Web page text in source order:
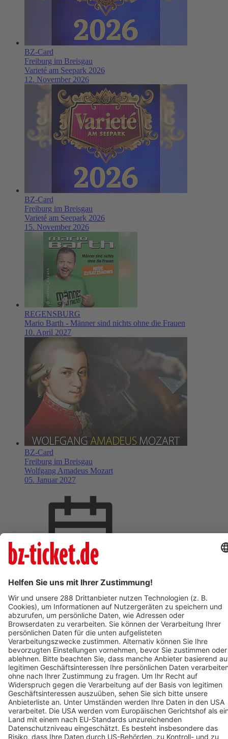
BZ-Card
Freiburg im Breisgau
Varieté am Seepark 2026
12. November 2026
BZ-Card
Freiburg im Breisgau
Varieté am Seepark 2026
15. November 2026
REGENSBURG
Mario Barth - Männer sind nichts ohne die Frauen
10. April 2027
BZ-Card
Freiburg im Breisgau
Wolfgang Amadeus Mozart
05. Januar 2027
BZ-Card Vorteile